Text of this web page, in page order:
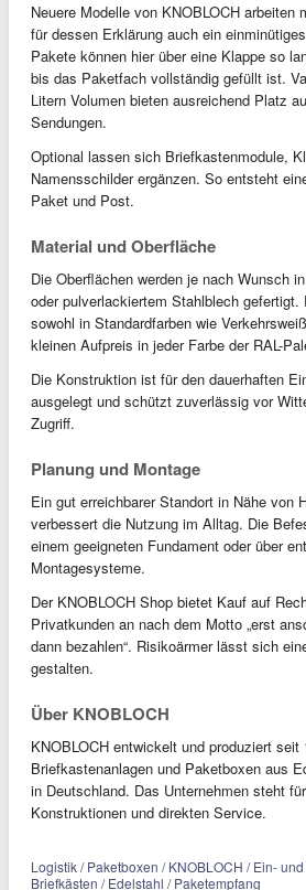
Neuere Modelle von KNOBLOCH arbeiten
für dessen Erklärung auch ein
Pakete können hier über eine Klappe so
bis das Paketfach vollständig gefüllt ist.
Litern Volumen bieten ausreichend Platz
Sendungen.
Optional lassen sich Briefkastenmodule,
Namensschilder ergänzen. So entsteht
Paket und Post.
Material und Oberfläche
Die Oberflächen werden je nach Wunsch
oder pulverlackiertem Stahlblech
sowohl in Standardfarben wie
kleinen Aufpreis in jeder Farbe der RAL-
Die Konstruktion ist für den dauerhaften
ausgelegt und schützt zuverlässig vor
Zugriff.
Planung und Montage
Ein gut erreichbarer Standort in Nähe von
verbessert die Nutzung im Alltag. Die
einem geeigneten Fundament oder über
Montagesysteme.
Der KNOBLOCH Shop bietet Kauf auf
Privatkunden an nach dem Motto „erst
dann bezahlen“. Risikoärmer lässt sich
gestalten.
Über KNOBLOCH
KNOBLOCH entwickelt und produziert seit
Briefkastenanlagen und Paketboxen aus
in Deutschland. Das Unternehmen steht
Konstruktionen und direkten Service.
Logistik / Paketboxen / KNOBLOCH / Ein-
Briefkästen / Edelstahl / Paketempfang